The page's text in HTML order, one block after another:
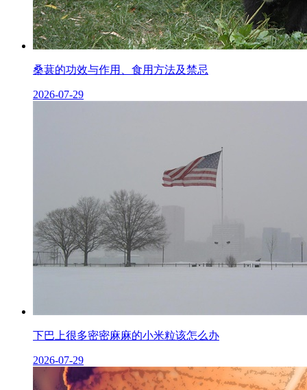
桑葚的功效与作用、食用方法及禁忌
2026-07-29
下巴上很多密密麻麻的小米粒该怎么办
2026-07-29